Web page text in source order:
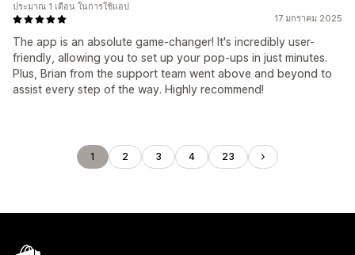
17 มกราคม 2025
The app is an absolute game-changer! It's incredibly user-
friendly, allowing you to set up your pop-ups in just minutes.
Plus, Brian from the support team went above and beyond to
assist every step of the way. Highly recommend!
ประมาณ 1 เดือน ในการใช้แอป
1 2 3 4 23